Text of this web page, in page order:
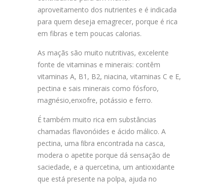
aproveitamento dos nutrientes e é indicada
para quem deseja emagrecer, porque é rica
em fibras e tem poucas calorias.
As maçãs são muito nutritivas, excelente
fonte de vitaminas e minerais: contêm
vitaminas A, B1, B2, niacina, vitaminas C e E,
pectina e sais minerais como fósforo,
magnésio,enxofre, potássio e ferro.
É também muito rica em substâncias
chamadas flavonóides e ácido málico. A
pectina, uma ﬁbra encontrada na casca,
modera o apetite porque dá sensação de
saciedade, e a quercetina, um antioxidante
que está presente na polpa, ajuda no